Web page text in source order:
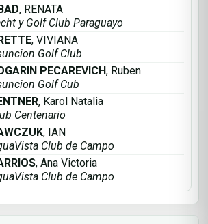
, RENATA
y Golf Club Paraguayo
, VIVIANA
Golf Club
PECAREVICH, Ruben
Golf Cub
, Karol Natalia
Centenario
, IAN
Club de Campo
, Ana Victoria
Club de Campo